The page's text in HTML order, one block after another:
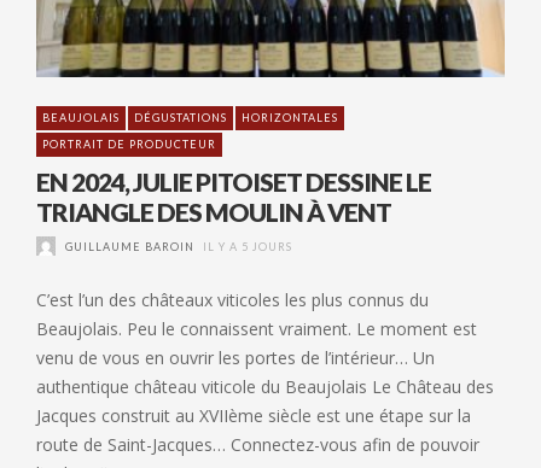
BEAUJOLAIS DÉGUSTATIONS
HORIZONTALES
PORTRAIT DE PRODUCTEUR
EN 2024, JULIE PITOISET DESSINE LE
TRIANGLE DES MOULIN À VENT
GUILLAUME BAROIN IL Y A 5 JOURS
C’est l’un des châteaux viticoles les plus connus du
Beaujolais. Peu le connaissent vraiment. Le moment est
venu de vous en ouvrir les portes de l’intérieur… Un
authentique château viticole du Beaujolais Le Château des
Jacques construit au XVIIème siècle est une étape sur la
route de Saint-Jacques… Connectez-vous afin de pouvoir